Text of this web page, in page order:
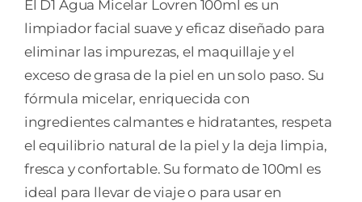
El D1 Agua Micelar Lovren 100ml es un
limpiador facial suave y eficaz diseñado para
eliminar las impurezas, el maquillaje y el
exceso de grasa de la piel en un solo paso. Su
fórmula micelar, enriquecida con
ingredientes calmantes e hidratantes, respeta
el equilibrio natural de la piel y la deja limpia,
fresca y confortable. Su formato de 100ml es
ideal para llevar de viaje o para usar en